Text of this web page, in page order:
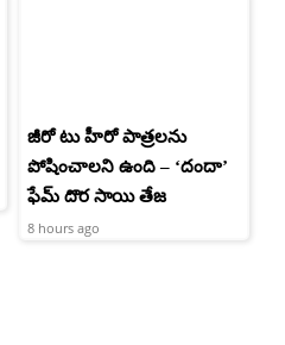
జీరో టు హీరో పాత్రలను
పోషించాలని ఉంది – ‘దందా’
ఫేమ్ దొర సాయి తేజ
8 hours ago